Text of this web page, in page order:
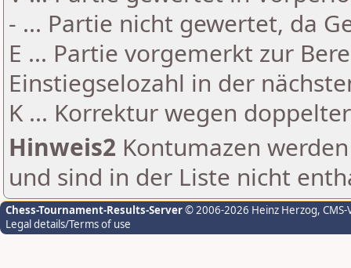
- ... Partie nicht gewertet, da
E ... Partie vorgemerkt zur
Einstiegselozahl in der
K ... Korrektur wegen
Hinweis2 Kontumazen
und sind in der Liste nicht
Chess-Tournament-Results-Server© 2006-2026 Heinz Herzog,
Legal details/Terms of use